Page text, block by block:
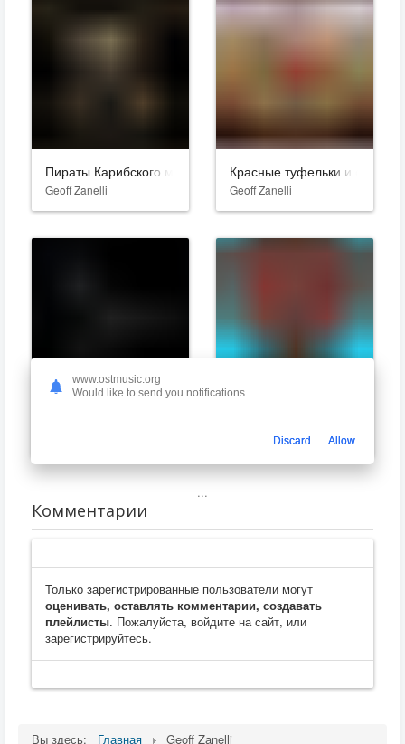
Пираты Карибского моря: Мертвецы не рассказывают
Geoff Zanelli
Красные туфельки и семь
Geoff Zanelli
Geoff Zanelli
...
Комментарии
Только зарегистрированные пользователи могут
оценивать, оставлять комментарии, создавать
плейлисты. Пожалуйста, войдите на сайт, или
зарегистрируйтесь.
Вы здесь: Главная Geoff Zanelli
www.ostmusic.org
Would like to send you notifications
Discard Allow